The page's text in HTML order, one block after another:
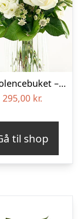
Kondolencebuket – Send blomster med Bloomit
295,00 kr.
til shop